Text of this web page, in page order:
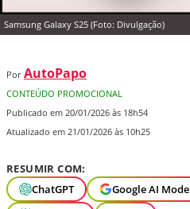
Samsung Galaxy S25 (Foto: Divulgação)
Por AutoPapo
CONTEÚDO PROMOCIONAL
Publicado em 20/01/2026 às 18h54
Atualizado em 21/01/2026 às 10h25
RESUMIR COM:
ChatGPT
Google AI Mode